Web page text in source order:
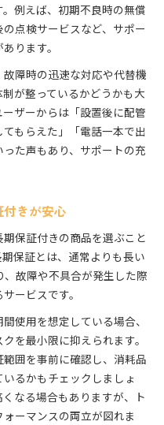
例えば、初期不良時の無償
点検サービスなど、サポー
ります。
障時の迅速な対応や代替機
が整っているかどうかも大
ザーからは「設置後に配管
もらえた」「電話一本で出
た声もあり、サポートの充
きが安心
保証付きの商品を選ぶこと
保証とは、通常よりも長い
故障や不具合が発生した際
ービスです。
使用を想定している場合、
を最小限に抑えられます。
囲を事前に確認し、消耗品
るかもチェックしましょ
なる場合もありますが、ト
ーマンスの両立が図れま